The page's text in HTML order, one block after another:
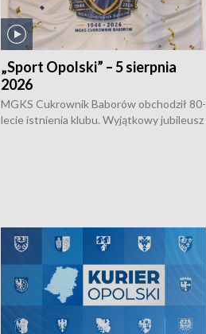
„Sport Opolski” – 5 sierpnia
2026
MGKS Cukrownik Baborów obchodził 80-
lecie istnienia klubu. Wyjątkowy jubileusz